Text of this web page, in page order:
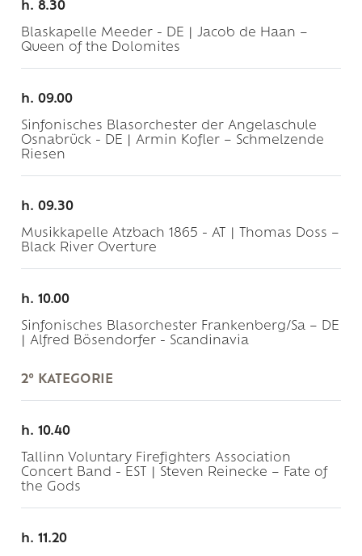
h. 8.30
Blaskapelle Meeder - DE | Jacob de Haan –
Queen of the Dolomites
h. 09.00
Sinfonisches Blasorchester der Angelaschule
Osnabrück - DE | Armin Kofler – Schmelzende
Riesen
h. 09.30
Musikkapelle Atzbach 1865 - AT | Thomas Doss –
Black River Overture
h. 10.00
Sinfonisches Blasorchester Frankenberg/Sa – DE
| Alfred Bösendorfer - Scandinavia
2° KATEGORIE
h. 10.40
Tallinn Voluntary Firefighters Association
Concert Band - EST | Steven Reinecke – Fate of
the Gods
h. 11.20